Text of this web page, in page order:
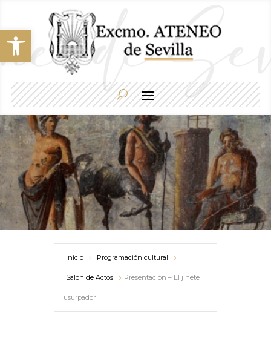
Abrir barra de herramientas
Inicio Programación cultural
Salón de Actos Presentación – El jinete
usurpador